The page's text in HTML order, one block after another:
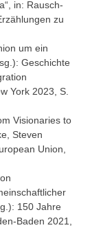
in: Rausch-
zu
um ein
Geschichte
York 2023, S.
Visionaries to
Steven
Union,
150 Jahre
Baden 2021,